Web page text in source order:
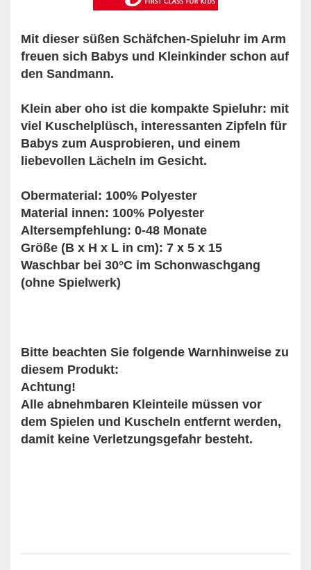
Mit dieser süßen Schäfchen-Spieluhr im Arm
freuen sich Babys und Kleinkinder schon auf
den Sandmann.
Klein aber oho ist die kompakte Spieluhr: mit
viel Kuschelplüsch, interessanten Zipfeln für
Babys zum Ausprobieren, und einem
liebevollen Lächeln im Gesicht.
Obermaterial: 100% Polyester
Material innen: 100% Polyester
Altersempfehlung: 0-48 Monate
Größe (B x H x L in cm): 7 x 5 x 15
Waschbar bei 30°C im Schonwaschgang
(ohne Spielwerk)
Bitte beachten Sie folgende Warnhinweise zu
diesem Produkt:
Achtung!
Alle abnehmbaren Kleinteile müssen vor
dem Spielen und Kuscheln entfernt werden,
damit keine Verletzungsgefahr besteht.